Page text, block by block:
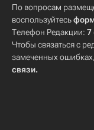
По вопросам
воспользуйтесь
Телефон Редакции: 7
Чтобы связаться с
замеченных
связи.